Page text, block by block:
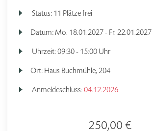
Status: 11 Plätze frei
Datum: Mo. 18.01.2027 - Fr. 22.01.2027
Uhrzeit:09:30 - 15:00 Uhr
Ort: Haus Buchmühle, 204
Anmeldeschluss:04.12.2026
250,00 €